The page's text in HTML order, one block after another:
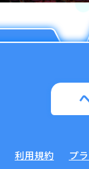
利用規約 プ